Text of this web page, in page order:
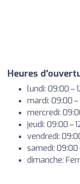
Heures
lundi: 09:00 –
mardi: 09:00 –
mercredi:
jeudi: 09:00 –
vendredi:
samedi: 09:00
dimanche: